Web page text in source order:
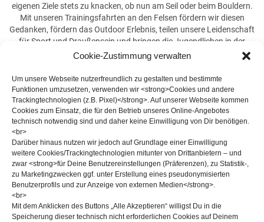
Cookie-Zustimmung verwalten
Um unsere Webseite nutzerfreundlich zu gestalten und bestimmte
Funktionen umzusetzen, verwenden wir <strong>Cookies und andere
Trackingtechnologien (z.B. Pixel)</strong>. Auf unserer Webseite kommen
Cookies zum Einsatz, die für den Betrieb unseres Online-Angebotes
technisch notwendig sind und daher keine Einwilligung von Dir benötigen.
<br>
Darüber hinaus nutzen wir jedoch auf Grundlage einer Einwilligung
weitere Cookies/Trackingtechnologien mitunter von Drittanbietern – und
zwar <strong>für Deine Benutzereinstellungen (Präferenzen), zu Statistik-,
zu Marketingzwecken ggf. unter Erstellung eines pseudonymisierten
Benutzerprofils und zur Anzeige von externen Medien</strong>.
<br>
Mit dem Anklicken des Buttons „Alle Akzeptieren“ willigst Du in die
Speicherung dieser technisch nicht erforderlichen Cookies auf Deinem
eigenen Ziele stets zu knacken, ob nun am Seil oder beim Bouldern.
Mit unseren Trainingsfahrten an den Felsen fördern wir diesen
Gedanken, fördern das Outdoor Erlebnis, teilen unsere Leidenschaft
für Sport und Draußensein und bringen die Jugendlichen in der
Natur zusammen.
akzeptieren und diesen Inhalt zu aktivieren